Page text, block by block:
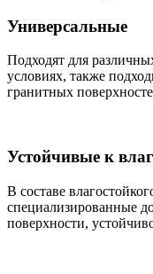
Универсальные
Подходят для
условиях, также
гранитных
Устойчивые к
В составе
специализированные
поверхности,